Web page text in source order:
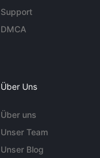
Support
DMCA
Über Uns
Über uns
Unser Team
Unser Blog